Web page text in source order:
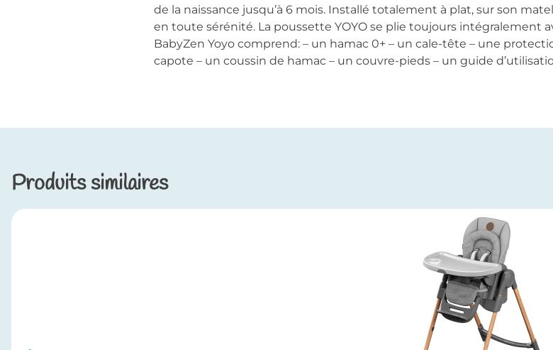
de la naissance jusqu’à 6 mois. Installé totalement à plat, sur son
en toute sérénité. La poussette YOYO se plie toujours intégralement
BabyZen Yoyo comprend: – un hamac 0+ – un cale-tête – une
capote – un coussin de hamac – un couvre-pieds – un guide
Produits similaires